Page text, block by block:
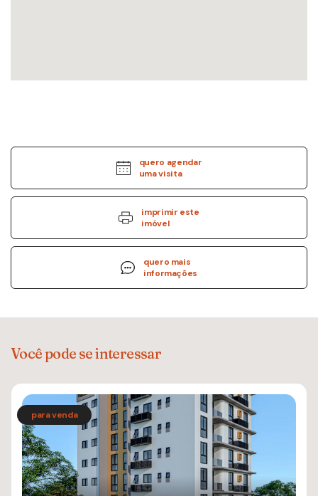
quero agendar
uma visita
imprimir este
imóvel
quero mais
informações
Você pode se interessar